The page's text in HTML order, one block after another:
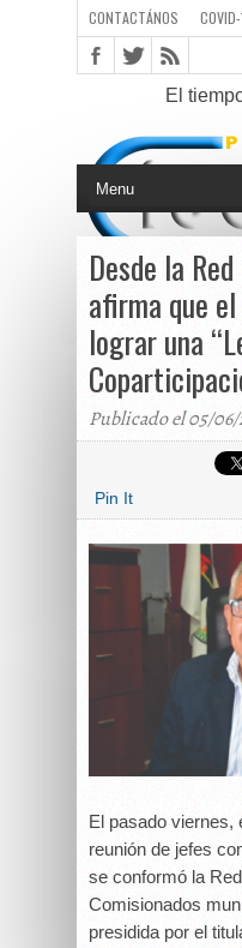
CONTACTÁNOS
El
Desde la
afirma que
lograr una
Publicado el 05/
Pin It
El pasado viernes,
reunión de jefes
se conformó la
Comisionados
presidida por el